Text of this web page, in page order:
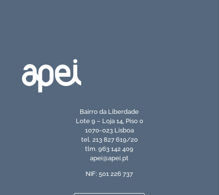
Bairro da Liberdade
Lote 9 – Loja 14, Piso 0
1070-023 Lisboa
tel. 213 827 619/20
tlm. 963 142 409
apei@apei.pt
NIF: 501 226 737